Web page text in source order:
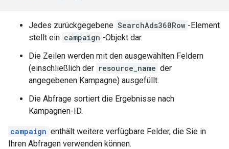
Jedes zurückgegebene SearchAds360Row -Element
stellt ein campaign -Objekt dar.
Die Zeilen werden mit den ausgewählten Feldern
(einschließlich der resource_name der
angegebenen Kampagne) ausgefüllt.
Die Abfrage sortiert die Ergebnisse nach
Kampagnen-ID.
campaign enthält weitere verfügbare Felder, die Sie in
Ihren Abfragen verwenden können.